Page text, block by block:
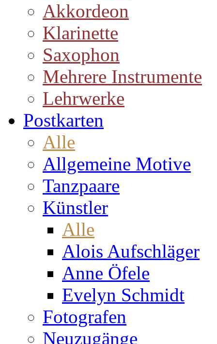
Akkordeon
Klarinette
Saxophon
Mehrere Instrumente
Lehrwerke
Postkarten
Alle
Allgemeine Motive
Tanzpaare
Künstler
Alle
Alois Aufschläger
Anne Öfele
Evelyn Schmidt
Fotografen
Neuzugänge